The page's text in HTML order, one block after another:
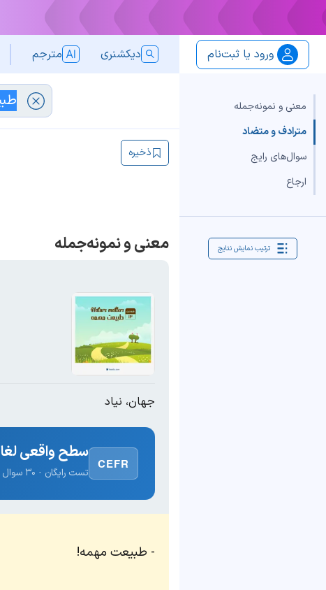
ورود یا ثبت‌نام دیکشنری مترجم
معنی و نمونه‌جمله
مترادف و متضاد
سوال‌های رایج
ارجاع
ترتیب نمایش نتایج
ذخیره
معنی و نمونه‌جمله
جهان، نیاد
CEFR
سطح واقعی
تست رایگان · ۳۰ سوال · نتیجه فوری
طبیعت مهمه!